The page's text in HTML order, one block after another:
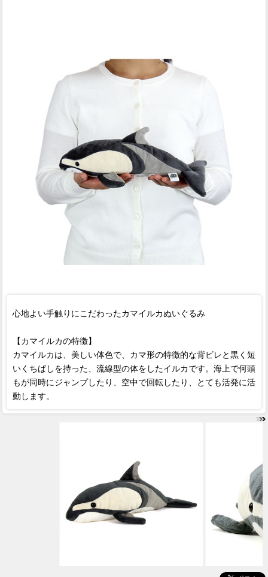
心地よい手触りにこだわったカマイルカぬいぐるみ
【カマイルカの特徴】
カマイルカは、美しい体色で、カマ形の特徴的な背ビレと黒く短
いくちばしを持った、流線型の体をしたイルカです。海上で何頭
もが同時にジャンプしたり、空中で回転したり、とても活発に活
動します。